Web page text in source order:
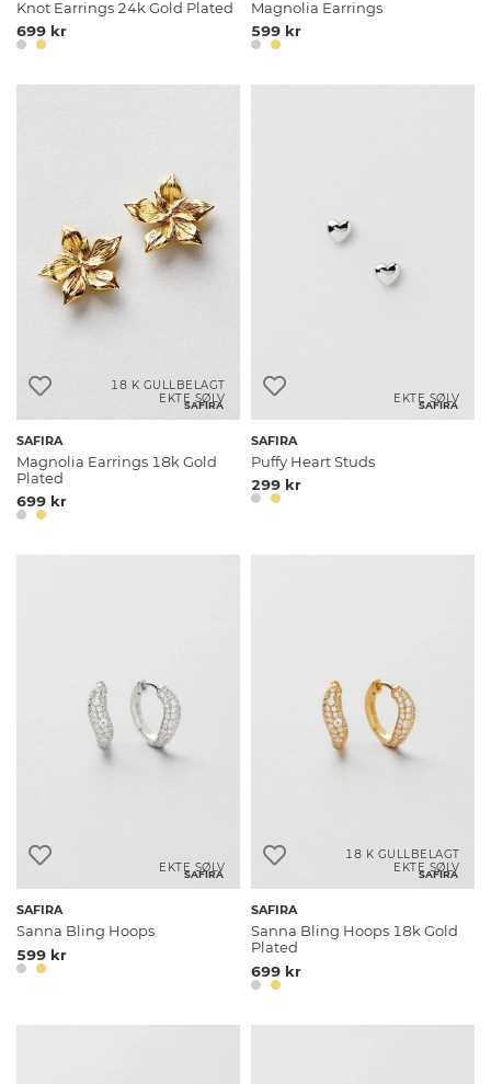
Knot Earrings 24k Gold Plated
699 kr
Magnolia Earrings
599 kr
SAFIRA
18 K GULLBELAGT
EKTE SØLV
SAFIRA
Magnolia Earrings 18k Gold
Plated
699 kr
SAFIRA
EKTE SØLV
SAFIRA
Puffy Heart Studs
299 kr
SAFIRA
EKTE SØLV
SAFIRA
Sanna Bling Hoops
599 kr
SAFIRA
18 K GULLBELAGT
EKTE SØLV
SAFIRA
Sanna Bling Hoops 18k Gold
Plated
699 kr